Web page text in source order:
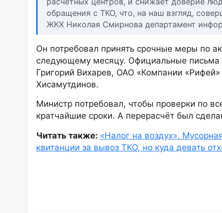
обращения с ТКО, что, на наш взгляд,
ЖКХ Николая Смирнова департамент
Он потребовал принять срочные меры по
следующему месяцу. Официальные письма
Григорий Вихарев, ОАО «Компании
Хисамутдинов.
Министр потребовал, чтобы проверки по
кратчайшие сроки. А перерасчёт был
Читать также: «Налог на воздух».
квитанции за вывоз ТКО, но куда девать